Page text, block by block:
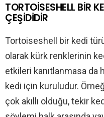
TORTOİSESHELL BİR
ÇEŞİDİDİR
Tortoiseshell bir kedi
olarak kürk renklerinin
etkileri kanıtlanmasa da
kedi için kuruludur.
çok akıllı olduğu, tekir